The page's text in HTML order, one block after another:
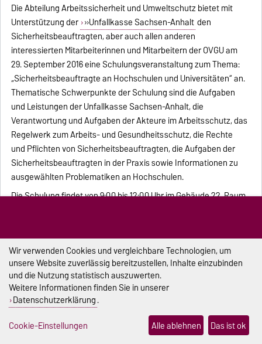
Die Abteilung Arbeitssicherheit und Umweltschutz bietet mit
Unterstützung der »Unfallkasse Sachsen-Anhalt den
Sicherheitsbeauftragten, aber auch allen anderen
interessierten Mitarbeiterinnen und Mitarbeitern der OVGU am
29. September 2016 eine Schulungsveranstaltung zum Thema:
„Sicherheitsbeauftragte an Hochschulen und Universitäten“ an.
Thematische Schwerpunkte der Schulung sind die Aufgaben
und Leistungen der Unfallkasse Sachsen-Anhalt, die
Verantwortung und Aufgaben der Akteure im Arbeitsschutz, das
Regelwerk zum Arbeits- und Gesundheitsschutz, die Rechte
und Pflichten von Sicherheitsbeauftragten, die Aufgaben der
Sicherheitsbeauftragten in der Praxis sowie Informationen zu
ausgewählten Problematiken an Hochschulen.
Die Schulung findet von 9:00 bis 12:00 Uhr im Gebäude 22, Raum
Familienbüro lädt zum
Familienbrunch im Herbst
Zum zweiten Mal in diesem Jahr ist die Mensa am Samstag vor
dem Semesterstart für die Campuseltern reserviert. Am 8.
Wir verwenden Cookies und vergleichbare Technologien, um
unsere Website zuverlässig bereitzustellen, Inhalte einzubinden
und die Nutzung statistisch auszuwerten.
Weitere Informationen finden Sie in unserer
Datenschutzerklärung.
Cookie-Einstellungen
Alle ablehnen Das ist ok